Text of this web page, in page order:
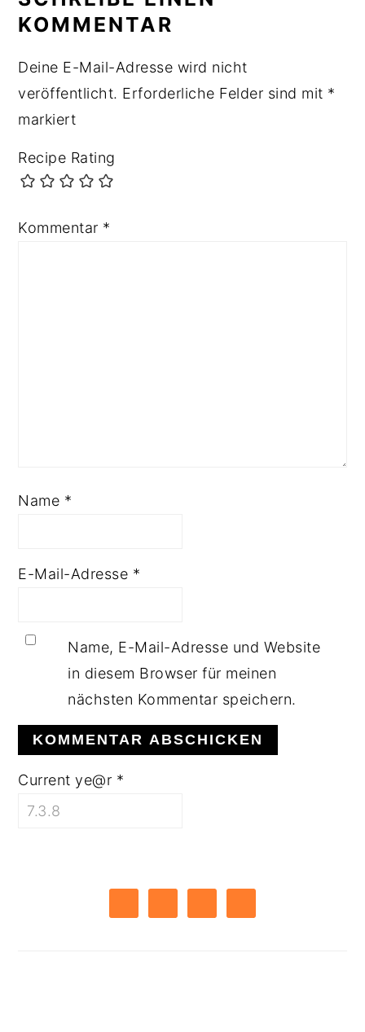
KOMMENTAR
Deine E-Mail-Adresse wird nicht
veröffentlicht. Erforderliche Felder sind mit *
markiert
Recipe Rating
Kommentar *
Name *
E-Mail-Adresse *
Name, E-Mail-Adresse und Website
in diesem Browser für meinen
nächsten Kommentar speichern.
Current ye@r *
PRIMARY
SIDEBAR